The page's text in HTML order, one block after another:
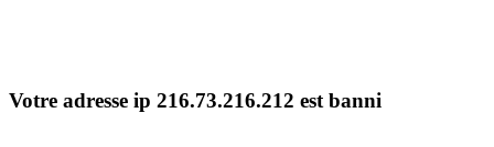
Votre adresse ip 216.73.216.212 est banni